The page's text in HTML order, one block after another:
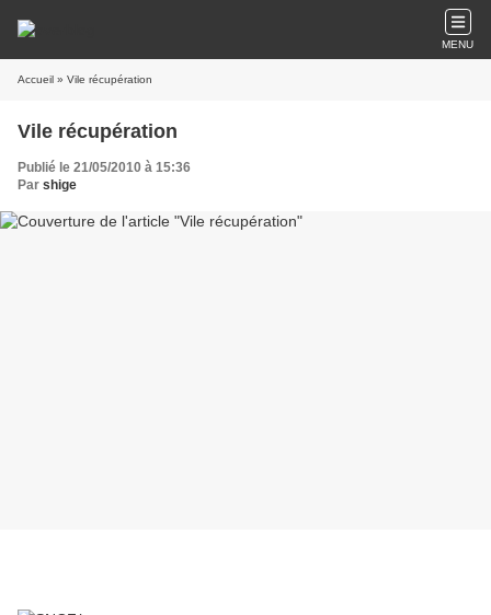
MENU
Accueil » Vile récupération
Vile récupération
Publié le 21/05/2010 à 15:36
Par shige